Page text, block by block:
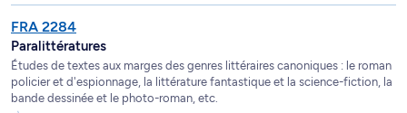
FRA 2284
Paralittératures
Études de textes aux marges des genres littéraires canoniques : le roman
policier et d'espionnage, la littérature fantastique et la science-fiction, la
bande dessinée et le photo-roman, etc.